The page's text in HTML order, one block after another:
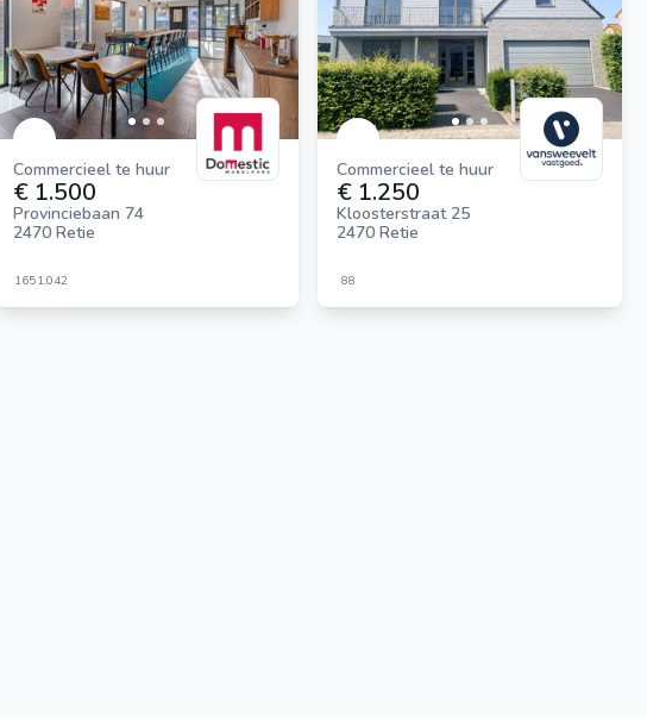
Commercieel te huur
€ 1.500
Provinciebaan 74
2470 Retie
1651.042
Commercieel te huur
€ 1.250
Kloosterstraat 25
2470 Retie
88